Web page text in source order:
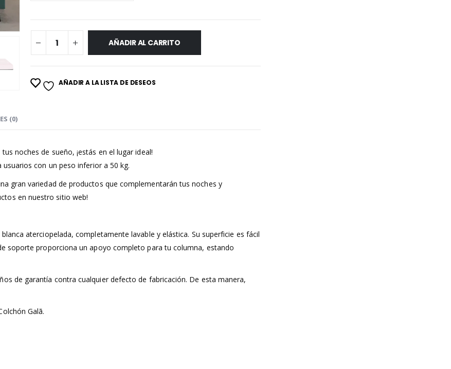
364,99€
AÑADIR AL CARRITO
AÑADIR A LA LISTA DE DESEOS
(0)
noches de sueño, ¡estás en el lugar ideal!
con un peso inferior a 50 kg.
gran variedad de productos que complementarán tus noches y
en nuestro sitio web!
aterciopelada, completamente lavable y elástica. Su superficie es fácil
soporte proporciona un apoyo completo para tu columna, estando
de garantía contra cualquier defecto de fabricación. De esta manera,
Galã.